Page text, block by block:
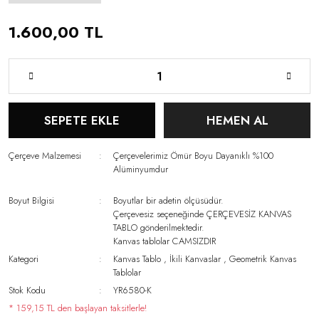
1.600,00 TL
SEPETE EKLE HEMEN AL
Çerçeve Malzemesi
Çerçevelerimiz Ömür Boyu Dayanıklı %100
Alüminyumdur
Boyut Bilgisi
Boyutlar bir adetin ölçüsüdür.
Çerçevesiz seçeneğinde ÇERÇEVESİZ KANVAS
TABLO gönderilmektedir.
Kanvas tablolar CAMSIZDIR
Kategori
Kanvas Tablo , İkili Kanvaslar ,Geometrik Kanvas
Tablolar
Stok Kodu
YR6580-K
* 159,15 TL den başlayan taksitlerle!